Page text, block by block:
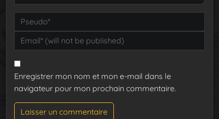
Enregistrer mon nom et mon e-mail dans le
navigateur pour mon prochain commentaire.